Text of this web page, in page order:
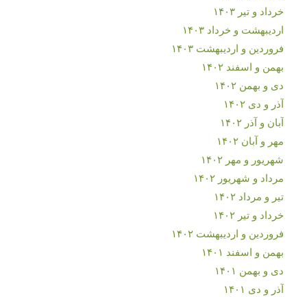
خرداد و تیر ۱۴۰۳
اردیبهشت و خرداد ۱۴۰۳
فروردین و اردیبهشت ۱۴۰۳
بهمن و اسفند ۱۴۰۲
دی و بهمن ۱۴۰۲
آذر و دی ۱۴۰۲
آبان و آذر ۱۴۰۲
مهر و آبان ۱۴۰۲
شهریور و مهر ۱۴۰۲
مرداد و شهریور ۱۴۰۲
تیر و مرداد ۱۴۰۲
خرداد و تیر ۱۴۰۲
فروردین و اردیبهشت ۱۴۰۲
بهمن و اسفند ۱۴۰۱
دی و بهمن ۱۴۰۱
آذر و دی ۱۴۰۱